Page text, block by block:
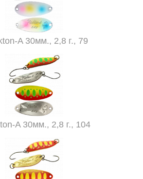
A 30мм., 2,8 г., 79
A 30мм., 2,8 г., 104